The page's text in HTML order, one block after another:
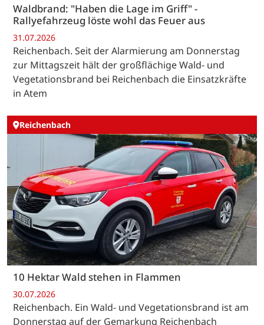
Waldbrand: "Haben die Lage im Griff" -
Rallyefahrzeug löste wohl das Feuer aus
31.07.2026
Reichenbach. Seit der Alarmierung am Donnerstag
zur Mittagszeit hält der großflächige Wald- und
Vegetationsbrand bei Reichenbach die Einsatzkräfte
in Atem
Reichenbach
10 Hektar Wald stehen in Flammen
30.07.2026
Reichenbach. Ein Wald- und Vegetationsbrand ist am
Donnerstag auf der Gemarkung Reichenbach